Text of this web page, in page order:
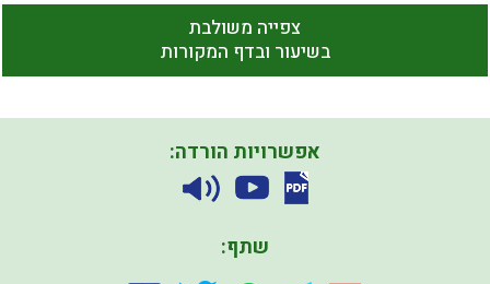
צפייה משולבת
בשיעור ובדף המקורות
אפשרויות הורדה:
שתף: